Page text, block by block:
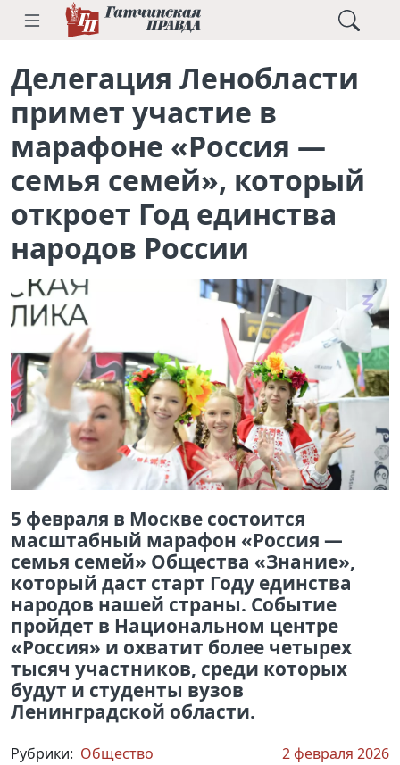
Делегация Ленобласти
примет участие в
марафоне «Россия —
семья семей», который
откроет Год единства
народов России
5 февраля в Москве состоится
масштабный марафон «Россия —
семья семей» Общества «Знание»,
который даст старт Году единства
народов нашей страны. Событие
пройдет в Национальном центре
«Россия» и охватит более четырех
тысяч участников, среди которых
будут и студенты вузов
Ленинградской области.
Рубрики: Общество 2 февраля 2026